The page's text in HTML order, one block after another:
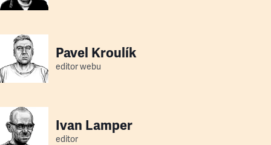
Pavel Kroulík
editor webu
Ivan Lamper
editor